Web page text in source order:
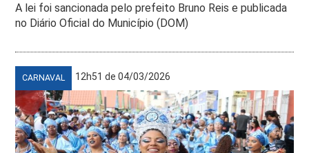
A lei foi sancionada pelo prefeito Bruno Reis e publicada
no Diário Oficial do Município (DOM)
CARNAVAL 12h51 de 04/03/2026